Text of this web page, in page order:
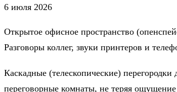
6 июля 2026
Открытое офисное пространство
Разговоры коллег, звуки принтеров и
Каскадные (телескопические)
переговорные комнаты, не теряя